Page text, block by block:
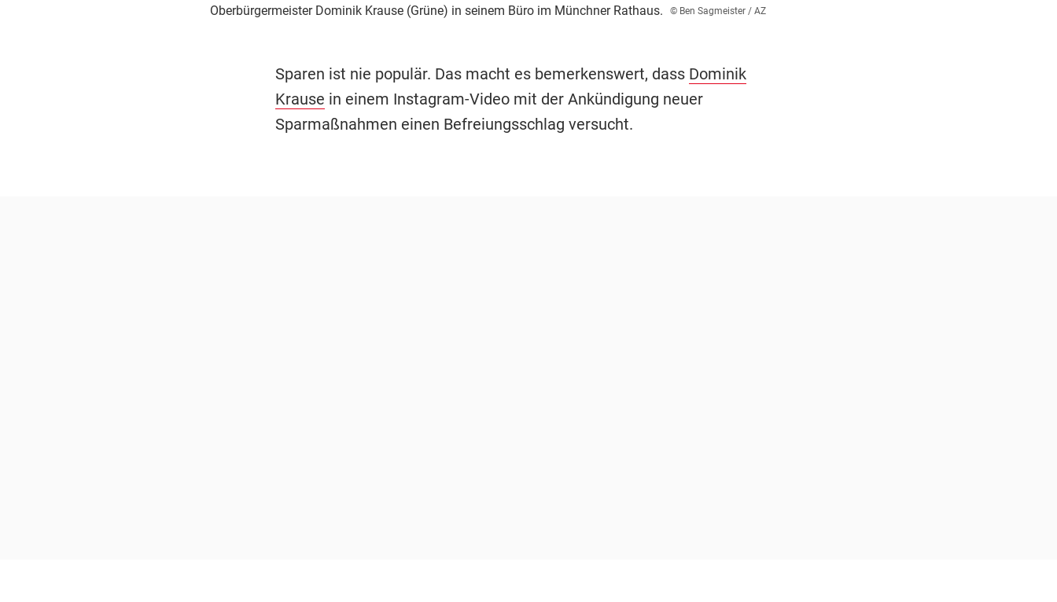
Oberbürgermeister Dominik Krause (Grüne) in seinem Büro im Münchner Rathaus. © Ben Sagmeister / AZ
Sparen ist nie populär. Das macht es bemerkenswert, dass Dominik
Krause in einem Instagram-Video mit der Ankündigung neuer
Sparmaßnahmen einen Befreiungsschlag versucht.